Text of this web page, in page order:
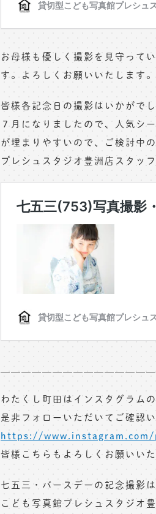
お母様も優しく撮影を見守って
す。よろしくお願いいたします。
皆様各記念日の撮影はいかがでし
７月になりましたので、人気シ
が埋まりやすいので、ご検討中
プレシュスタジオ豊洲店スタッ
わたくし町田はインスタグラム
是非フォローいただいてご確認
https://
皆様こちらもよろしくお願いいた
七五三・バースデーの記念撮影
こども写真館プレシュスタジオ